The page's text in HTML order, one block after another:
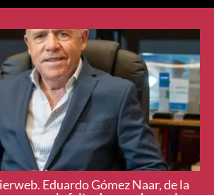
Eduardo Gómez Naar, de la